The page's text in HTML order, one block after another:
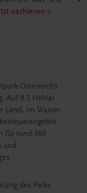
>
Österreichs
Auf 9,5 Hektar
Land, im Wasser
für rund 360
und
des Parks